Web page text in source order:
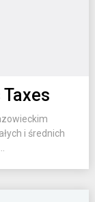
i średnich